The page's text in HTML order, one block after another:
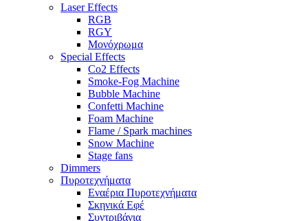
Laser Effects
RGB
RGY
Μονόχρωμα
Special Effects
Co2 Effects
Smoke-Fog Machine
Bubble Machine
Confetti Machine
Foam Machine
Flame / Spark machines
Snow Machine
Stage fans
Dimmers
Πυροτεχνήματα
Εναέρια Πυροτεχνήματα
Σκηνικά Εφέ
Συντριβάνια